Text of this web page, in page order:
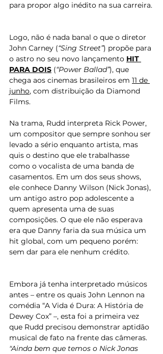
para propor algo inédito na sua carreira.
Logo, não é nada banal o que o diretor
John Carney (“Sing Street”) propõe para
o astro no seu novo lançamento HIT
PARA DOIS (“Power Ballad”), que
chega aos cinemas brasileiros em 11 de
junho, com distribuição da Diamond
Films.
Na trama, Rudd interpreta Rick Power,
um compositor que sempre sonhou ser
levado a sério enquanto artista, mas
quis o destino que ele trabalhasse
como o vocalista de uma banda de
casamentos. Em um dos seus shows,
ele conhece Danny Wilson (Nick Jonas),
um antigo astro pop adolescente a
quem apresenta uma de suas
composições. O que ele não esperava
era que Danny faria da sua música um
hit global, com um pequeno porém:
sem dar para ele nenhum crédito.
Embora já tenha interpretado músicos
antes – entre os quais John Lennon na
comédia “A Vida é Dura: A História de
Dewey Cox” –, esta foi a primeira vez
que Rudd precisou demonstrar aptidão
musical de fato na frente das câmeras.
"Ainda bem que temos o Nick Jonas